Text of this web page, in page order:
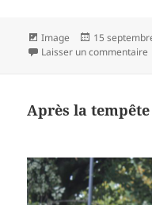
Format
Image
Publié
le
15
Laisser un commentaire
Après la tempête